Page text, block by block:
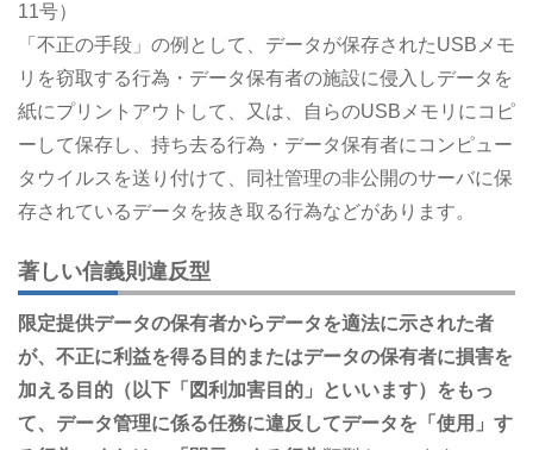
11号）
「不正の手段」の例として、データが保存されたUSBメモ
リを窃取する行為・データ保有者の施設に侵入しデータを
紙にプリントアウトして、又は、自らのUSBメモリにコピ
ーして保存し、持ち去る行為・データ保有者にコンピュー
タウイルスを送り付けて、同社管理の非公開のサーバに保
存されているデータを抜き取る行為などがあります。
著しい信義則違反型
限定提供データの保有者からデータを適法に示された者
が、不正に利益を得る目的またはデータの保有者に損害を
加える目的（以下「図利加害目的」といいます）をもっ
て、データ管理に係る任務に違反してデータを「使用」す